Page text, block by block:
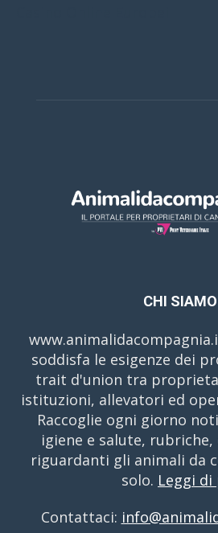
CHI SIAMO
soddisfa le esigenze dei
trait d'union tra
istituzioni, allevatori ed
Raccoglie ogni giorno
igiene e salute, rubriche,
riguardanti gli animali da
solo. Leggi di
Contattaci: